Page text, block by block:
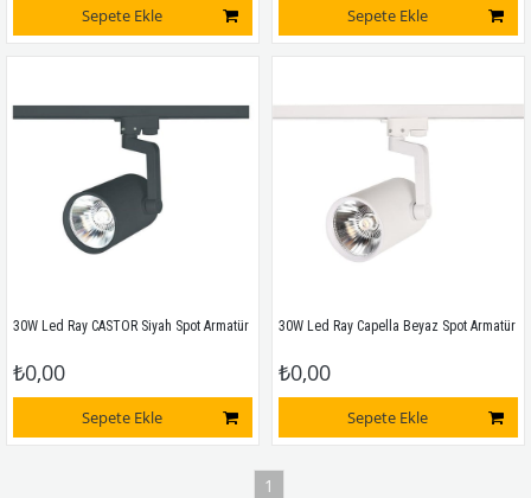
Sepete Ekle Sepete Ekle
30W Led Ray CASTOR Siyah Spot Armatür
₺0,00
Sepete Ekle
30W Led Ray Capella Beyaz Spot Armatür
₺0,00
Sepete Ekle
1